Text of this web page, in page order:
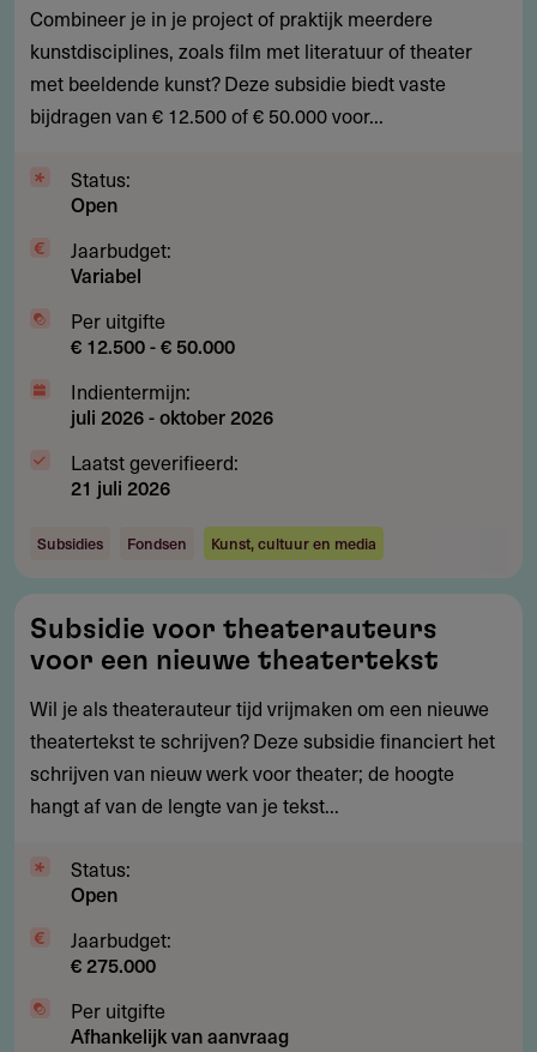
50.000
voor
het
combineren
kunstdisciplines
Combineer je in je project of praktijk meerdere
kunstdisciplines, zoals film met literatuur of theater
met beeldende kunst? Deze subsidie biedt vaste
bijdragen van € 12.500 of € 50.000 voor...
Status:
Open
Jaarbudget:
Variabel
Per uitgifte
€ 12.500 - € 50.000
Indientermijn:
juli 2026-oktober 2026
Laatst geverifieerd:
21 juli 2026
Subsidies Fondsen Kunst, cultuur en media
voor
theaterauteurs
voor
een
nieuwe
theatertekst
Subsidie voor theaterauteurs
voor een nieuwe theatertekst
Wil je als theaterauteur tijd vrijmaken om een nieuwe
theatertekst te schrijven? Deze subsidie financiert het
schrijven van nieuw werk voor theater; de hoogte
hangt af van de lengte van je tekst...
Status:
Open
Jaarbudget:
€ 275.000
Per uitgifte
Afhankelijk van aanvraag